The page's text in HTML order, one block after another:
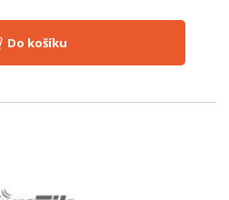
Do košíku